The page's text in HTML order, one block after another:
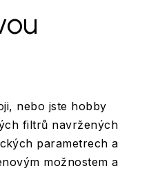
nebo jste hobby
filtrů navržených
parametrech a
možnostem a